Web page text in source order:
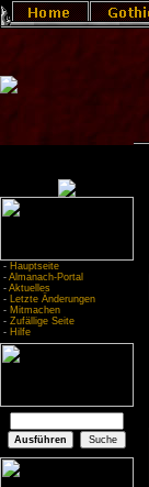
- Hauptseite
- Almanach-Portal
- Aktuelles
- Letzte Änderungen
- Mitmachen
- Zufällige Seite
- Hilfe